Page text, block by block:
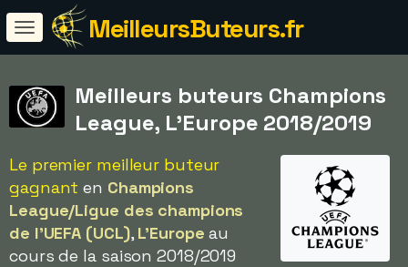
MeilleursButeurs.fr
Meilleurs buteurs Champions
League, L'Europe 2018/2019
Le premier meilleur buteur
gagnant en Champions
League/Ligue des champions
de l'UEFA (UCL), L'Europe au
cours de la saison 2018/2019